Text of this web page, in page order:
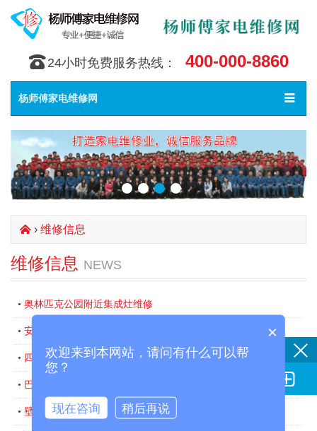
󰇯 24小时免费服务热线： 400-000-8860
Toggle
󰀥
杨师傅家电维修网
󰄫 › 维修信息
维修信息 NEWS
• 奥林匹克公园附近集成灶维修
• 安贞附近集成灶上门维修
• 四惠集成灶维修
• 巴特利壁挂炉e3代码
• 壁挂炉显示E3维修大概多钱

×
欢迎来到本网站，请问有什么可以帮
您？
现在咨询 稍后再说